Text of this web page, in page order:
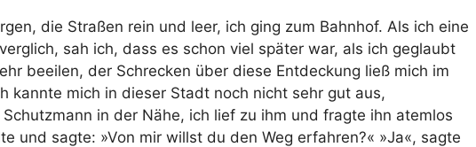
die Straßen rein und leer, ich ging zum Bahnhof. Als ich eine
sah ich, dass es schon viel später war, als ich geglaubt
beeilen, der Schrecken über diese Entdeckung ließ mich im
kannte mich in dieser Stadt noch nicht sehr gut aus,
Schutzmann in der Nähe, ich lief zu ihm und fragte ihn atemlos
und sagte: »Von mir willst du den Weg erfahren?« »Ja«, sagte